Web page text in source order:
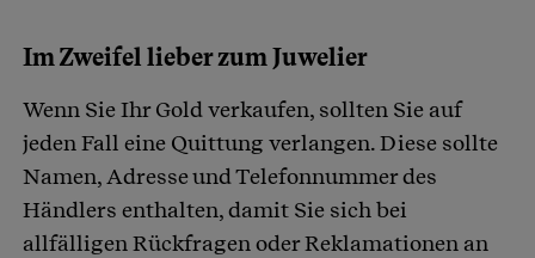
Im Zweifel lieber zum Juwelier
Wenn Sie Ihr Gold verkaufen, sollten Sie auf
jeden Fall eine Quittung verlangen. Diese sollte
Namen, Adresse und Telefonnummer des
Händlers enthalten, damit Sie sich bei
allfälligen Rückfragen oder Reklamationen an